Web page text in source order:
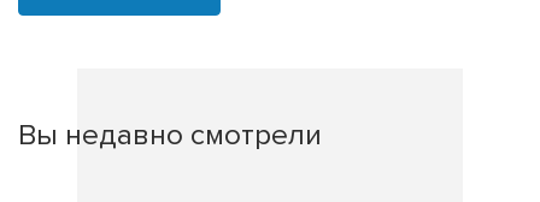
Вы недавно смотрели